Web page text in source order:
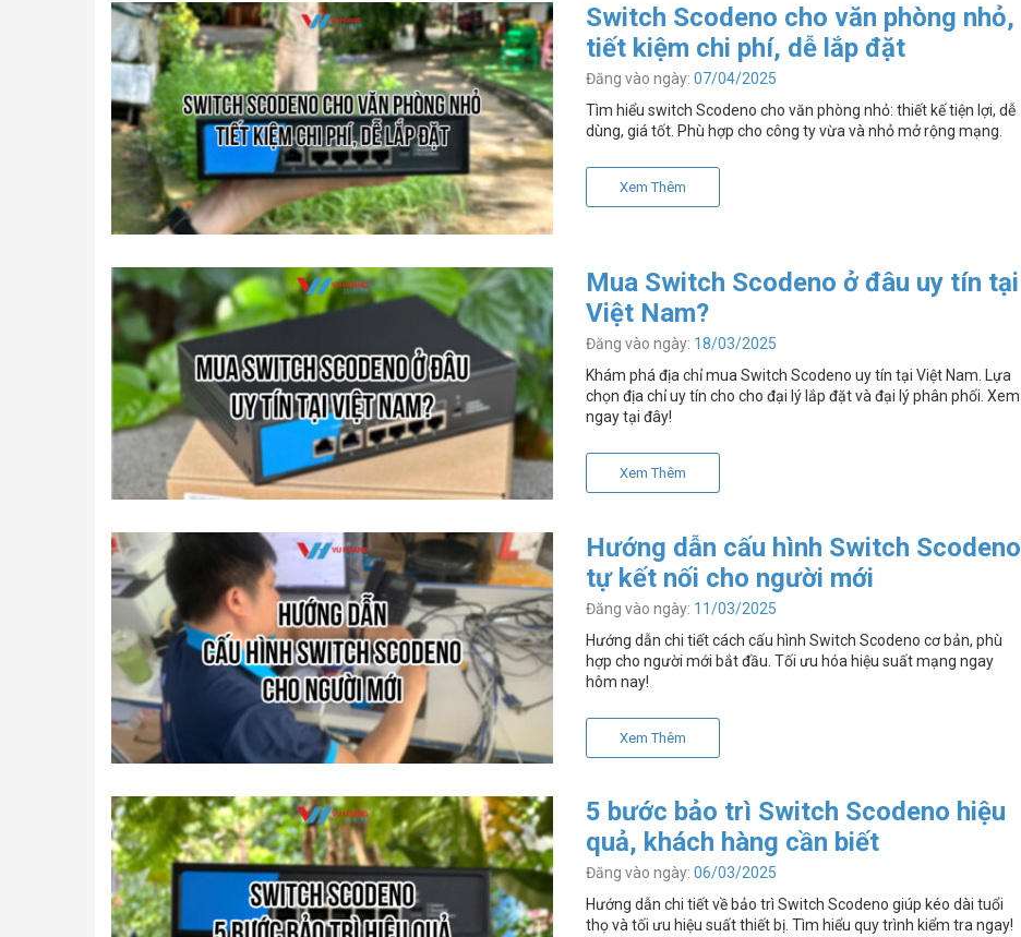
Switch Scodeno cho văn phòng nhỏ,
tiết kiệm chi phí, dễ lắp đặt
Đăng vào ngày: 07/04/2025
Tìm hiểu switch Scodeno cho văn phòng nhỏ: thiết kế tiện lợi, dễ
dùng, giá tốt. Phù hợp cho công ty vừa và nhỏ mở rộng mạng.
Xem Thêm
Mua Switch Scodeno ở đâu uy tín tại
Việt Nam?
Đăng vào ngày: 18/03/2025
Khám phá địa chỉ mua Switch Scodeno uy tín tại Việt Nam. Lựa
chọn địa chỉ uy tín cho cho đại lý lắp đặt và đại lý phân phối. Xem
ngay tại đây!
Xem Thêm
Hướng dẫn cấu hình Switch Scodeno
tự kết nối cho người mới
Đăng vào ngày: 11/03/2025
Hướng dẫn chi tiết cách cấu hình Switch Scodeno cơ bản, phù
hợp cho người mới bắt đầu. Tối ưu hóa hiệu suất mạng ngay
hôm nay!
Xem Thêm
5 bước bảo trì Switch Scodeno hiệu
quả, khách hàng cần biết
Đăng vào ngày: 06/03/2025
Hướng dẫn chi tiết về bảo trì Switch Scodeno giúp kéo dài tuổi
thọ và tối ưu hiệu suất thiết bị. Tìm hiểu quy trình kiểm tra ngay!